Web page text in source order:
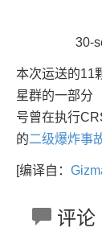
30-
本次运送的11
星群的一部分
号曾在执行
的二级爆炸事
[编译自：
评论